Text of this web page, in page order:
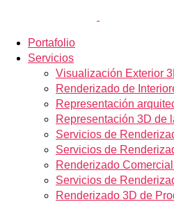
Portafolio
Servicios
Visualización Exterior
Renderizado de
Representación
Representación 3D de
Servicios de
Servicios de
Renderizado
Servicios de
Renderizado 3D de